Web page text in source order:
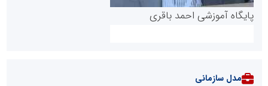
پایگاه آموزشی احمد باقری
مدل سازمانی